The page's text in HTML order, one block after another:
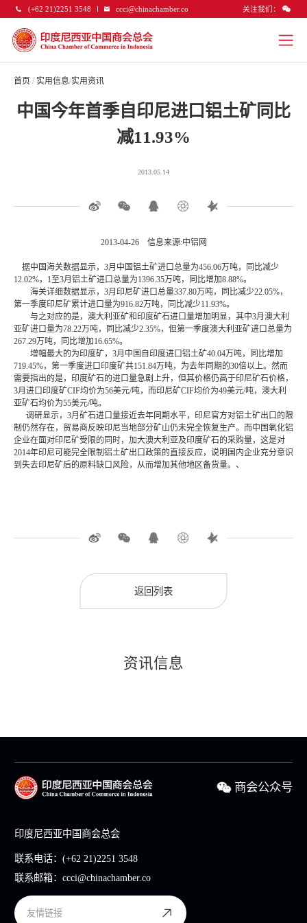
(+62 21)2251 3548 ccci@chinachamber.co 关注我们：
首页 / 实用信息/实用资讯
中国今年首季自印尼进口铝土矿同比
减11.93%
2013.05.14
2013-04-26 信息来源:中铝网
据中国海关数据显示，3月中国铝土矿进口总量为456.06万吨，同比减少
12.02%，1至3月铝土矿进口总量为1396.35万吨，同比增加8.88%。
海关详细数据显示，3月印尼矿进口总量337.80万吨，同比减少22.05%，
第一季度印尼矿累计进口量为916.82万吨，同比减少11.93%。
与之对应的是，澳大利亚矿和印度矿石进口量增加明显，其中3月澳大利
亚矿进口量为78.22万吨，同比减少2.35%，但第一季度澳大利亚矿进口总量为
267.29万吨，同比增加16.65%。
增幅最大的为印度矿，3月中国自印度进口铝土矿40.04万吨，同比增加
719.45%，第一季度进口印度矿共151.84万吨，为去年同期的30倍以上。然而
需要指出的是，印度矿石的进口量急剧上升，但其价格仍高于印尼矿石价格，
3月进口印度矿CIF均价为56美元/吨，而印尼矿CIF均价为49美元/吨，澳大利
亚矿石均价为55美元/吨。
调研显示，3月矿石进口量接近去年同期水平，印尼官方对铝土矿出口的限
制仍然存在，贸易商反映印尼当地部分矿山仍未完全恢复生产。而中国氧化铝
企业在面对印尼矿受限的同时，加大澳大利亚及印度矿石的采购量，这是对
2014年印尼可能完全限制铝土矿出口政策的直接反应，说明国内企业充分意识
到失去印尼矿后的原料缺口风险，从而增加其他地区备货量。、
返回列表
资讯信息
商会公众号
印度尼西亚中国商会总会
联系电话： (+62 21)2251 3548
联系邮箱： ccci@chinachamber.co
友情链接